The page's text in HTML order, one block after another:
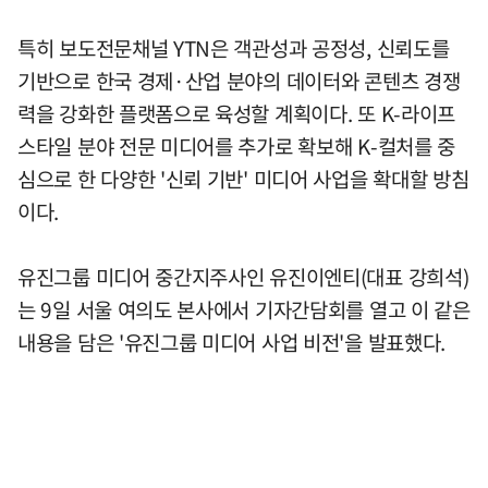
특히 보도전문채널 YTN은 객관성과 공정성, 신뢰도를
기반으로 한국 경제·산업 분야의 데이터와 콘텐츠 경쟁
력을 강화한 플랫폼으로 육성할 계획이다. 또 K-라이프
스타일 분야 전문 미디어를 추가로 확보해 K-컬처를 중
심으로 한 다양한 '신뢰 기반' 미디어 사업을 확대할 방침
이다.
유진그룹 미디어 중간지주사인 유진이엔티(대표 강희석)
는 9일 서울 여의도 본사에서 기자간담회를 열고 이 같은
내용을 담은 '유진그룹 미디어 사업 비전'을 발표했다.